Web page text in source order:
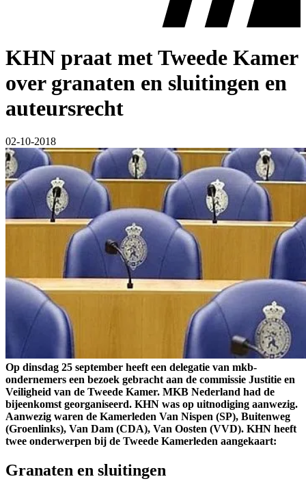
KHN praat met Tweede Kamer
over granaten en sluitingen en
auteursrecht
02-10-2018
Op dinsdag 25 september heeft een delegatie van mkb-
ondernemers een bezoek gebracht aan de commissie Justitie en
Veiligheid van de Tweede Kamer. MKB Nederland had de
bijeenkomst georganiseerd. KHN was op uitnodiging aanwezig.
Aanwezig waren de Kamerleden Van Nispen (SP), Buitenweg
(Groenlinks), Van Dam (CDA), Van Oosten (VVD). KHN heeft
twee onderwerpen bij de Tweede Kamerleden aangekaart:
Granaten en sluitingen